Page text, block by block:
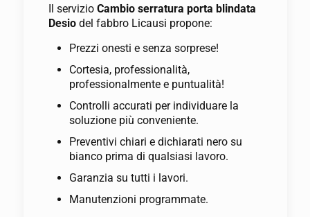
Il servizio Cambio serratura porta blindata
Desio del fabbro Licausi propone:
Prezzi onesti e senza sorprese!
Cortesia, professionalità,
professionalmente e puntualità!
Controlli accurati per individuare la
soluzione più conveniente.
Preventivi chiari e dichiarati nero su
bianco prima di qualsiasi lavoro.
Garanzia su tutti i lavori.
Manutenzioni programmate.